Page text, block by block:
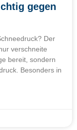
gegen
Der
verschneite
bereit, sondern
Besonders in